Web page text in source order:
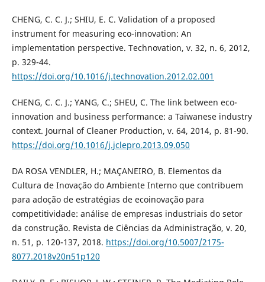
CHENG, C. C. J.; SHIU, E. C. Validation of a proposed
instrument for measuring eco-innovation: An
implementation perspective. Technovation, v. 32, n. 6, 2012,
p. 329-44.
https://doi.org/10.1016/j.technovation.2012.02.001
CHENG, C. C. J.; YANG, C.; SHEU, C. The link between eco-
innovation and business performance: a Taiwanese industry
context. Journal of Cleaner Production, v. 64, 2014, p. 81-90.
https://doi.org/10.1016/j.jclepro.2013.09.050
DA ROSA VENDLER, H.; MAÇANEIRO, B. Elementos da
Cultura de Inovação do Ambiente Interno que contribuem
para adoção de estratégias de ecoinovação para
competitividade: análise de empresas industriais do setor
da construção. Revista de Ciências da Administração, v. 20,
n. 51, p. 120-137, 2018. https://doi.org/10.5007/2175-
8077.2018v20n51p120